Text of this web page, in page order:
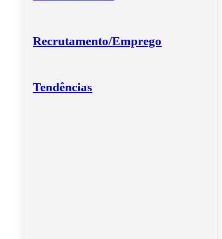
Recrutamento/Emprego
Tendências